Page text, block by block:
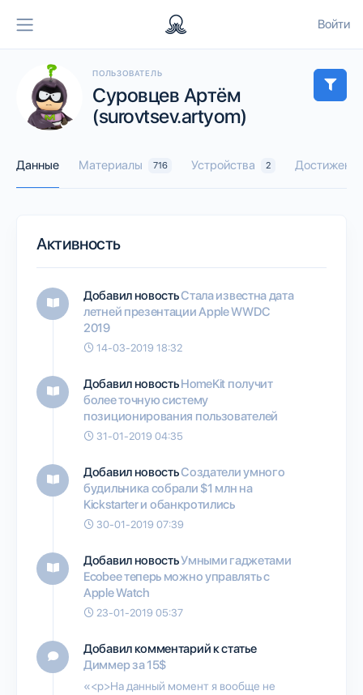
Войти
ПОЛЬЗОВАТЕЛЬ
Суровцев Артём
(surovtsev.artyom)
Данные Материалы 716 Устройства 2 Достижения
Активность
Добавил новостьСтала известна дата
летней презентации Apple WWDC
2019
14-03-2019 18:32
Добавил новостьHomeKit получит
более точную систему
позиционирования пользователей
31-01-2019 04:35
Добавил новостьСоздатели умного
будильника собрали $1 млн на
Kickstarter и обанкротились
30-01-2019 07:39
Добавил новостьУмными гаджетами
Ecobee теперь можно управлять с
Apple Watch
23-01-2019 05:37
Добавил комментарий к статье
Диммер за 15$
«<p>На данный момент я вообще не